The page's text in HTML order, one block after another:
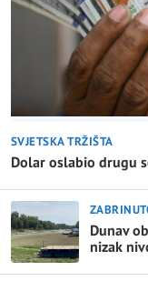
SVJETSKA TRŽIŠTA
Dolar oslabio drugu
Dunav
nizak